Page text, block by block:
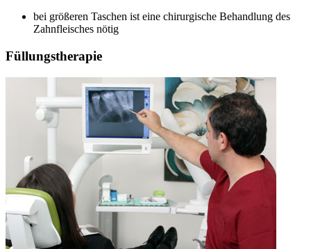
bei größeren Taschen ist eine chirurgische Behandlung des
Zahnfleisches nötig
Füllungstherapie